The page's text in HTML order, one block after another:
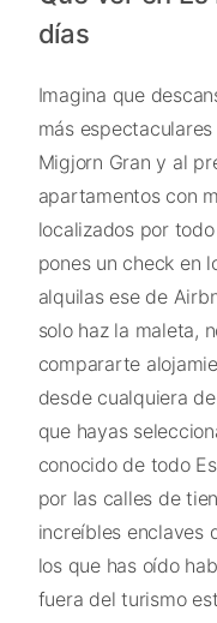
días
Imagina que
más
Migjorn Gran y al
apartamentos con
localizados por
pones un check en
alquilas ese de
solo haz la maleta,
compararte
desde cualquiera
que hayas
conocido de todo
por las calles de
increíbles enclaves
los que has oído
fuera del turismo